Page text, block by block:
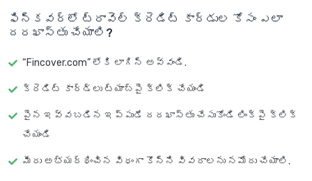
ఫిన్‌కవర్‌లో ట్రావెల్ క్రెడిట్ కార్డుల కోసం ఎలా
దరఖాస్తు చేయాలి?
“Fincover.com” లోకి లాగిన్ అవ్వండి.
క్రెడిట్ కార్డ్‌లుట్యాబ్‌పై క్లిక్ చేయండి
పైన ఇవ్వబడిన ఇప్పుడే దరఖాస్తు చేసుకోండి లింక్‌పై క్లిక్
చేయండి
మీరు అభ్యర్థించిన విధంగా కొన్ని వివరాలను నమోదు చేయాలి.